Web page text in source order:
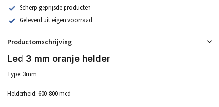
Scherp geprijsde producten
Geleverd uit eigen voorraad
Productomschrijving
Led 3 mm oranje helder
Type: 3mm
Helderheid: 600-800 mcd